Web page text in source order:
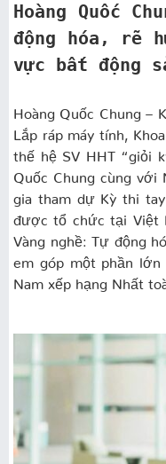
Hoàng Quốc
động hóa, rẽ
vực bất động
Hoàng Quốc Chung –
Lắp ráp máy tính,
thế hệ SV HHT “giỏi
Quốc Chung cùng với
gia tham dự Kỳ thi
được tổ chức tại Việt
Vàng nghề: Tự động
em góp một phần lớn
Nam xếp hạng Nhất